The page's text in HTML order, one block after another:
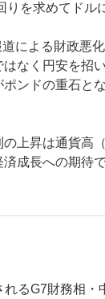
を求めてドル
による財政悪
なく円安を招
ンドの重石と
上昇は通貨高
成長への期待
るG7財務相・